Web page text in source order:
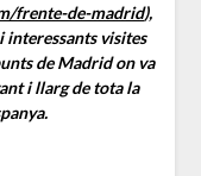
frente-de-madrid),
visites
de Madrid on va
i llarg de tota la